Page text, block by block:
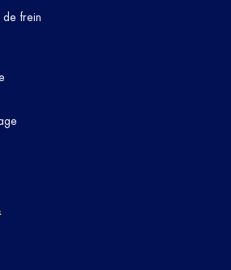
de frein